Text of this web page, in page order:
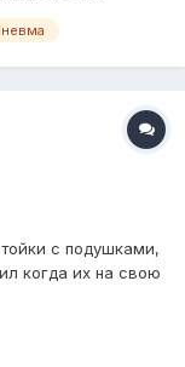
на бревне.
с подушками,
когда их на свою
им на
нужно ниже,